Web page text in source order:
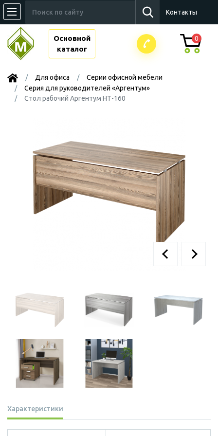
Контакты
Основной
каталог
0
Для офиса
Серии офисной мебели
Серия для руководителей «Аргентум»
Стол рабочий Аргентум НТ-160
Характеристики